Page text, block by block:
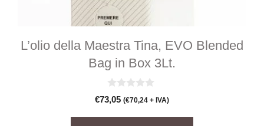
L’olio della Maestra Tina, EVO Blended
Bag in Box 3Lt.
0
s
€73,05 (€70,24 + IVA)